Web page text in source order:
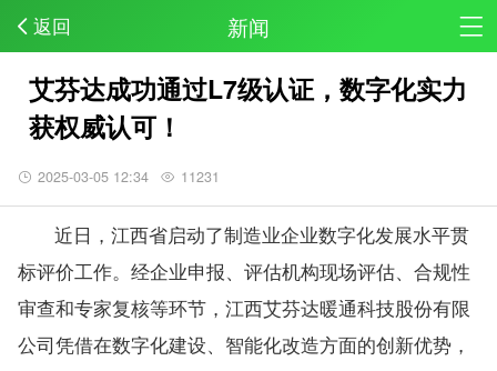
返回 新闻
艾芬达成功通过L7级认证，数字化实力
获权威认可！
2025-03-05 12:34 11231
近日，江西省启动了制造业企业数字化发展水平贯
标评价工作。经企业申报、评估机构现场评估、合规性
审查和专家复核等环节，江西艾芬达暖通科技股份有限
公司凭借在数字化建设、智能化改造方面的创新优势，